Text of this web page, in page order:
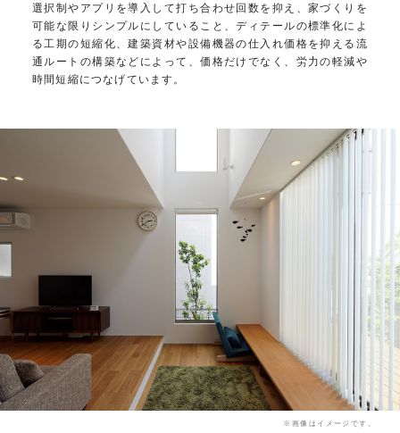
選択制やアプリを導入して打ち合わせ回数を抑え、家づくりを
可能な限りシンプルにしていること、ディテールの標準化によ
る工期の短縮化、建築資材や設備機器の仕入れ価格を抑える流
通ルートの構築などによって、価格だけでなく、労力の軽減や
時間短縮につなげています。
※画像はイメージです。